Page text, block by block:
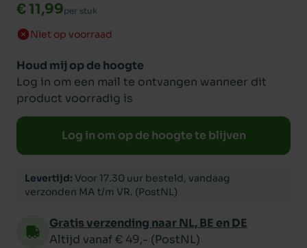
€ 11,99per stuk
Niet op voorraad
Houd mij op de hoogte
Log in om een mail te ontvangen wanneer dit
product voorradig is
Log in om op de hoogte te blijven
Levertijd: Voor 17.30 uur besteld, vandaag
verzonden MA t/m VR. (PostNL)
Gratis verzending naar NL, BE en DE
Altijd vanaf € 49,- (PostNL)